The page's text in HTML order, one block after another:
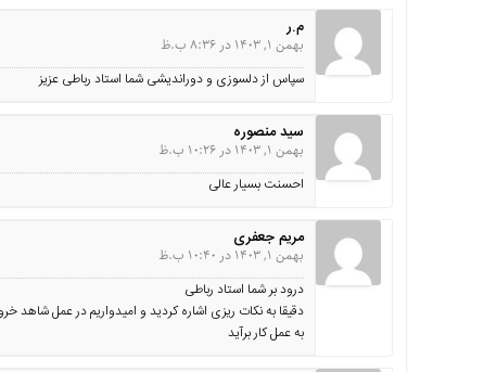
م.ر
بهمن 1, 1403 در 8:36 ب.ظ
سپاس از دلسوزی و دوراندیشی شما استاد رباطی عزیز
سید منصوره
بهمن 1, 1403 در 10:26 ب.ظ
احسنت بسیار عالی
مریم جعفری
بهمن 1, 1403 در 10:40 ب.ظ
درود بر شما استاد رباطی
دقیقا به نکات ریزی اشاره کردید و امیدواریم در عمل
به عمل کار برآید